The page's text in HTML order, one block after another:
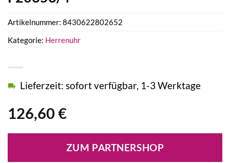
126,60 €
Lieferzeit: sofort verfügbar, 1-3 Werktage
ZUM PARTNERSHOP
Artikelnummer: 8430622802652
Kategorie: Herrenuhr